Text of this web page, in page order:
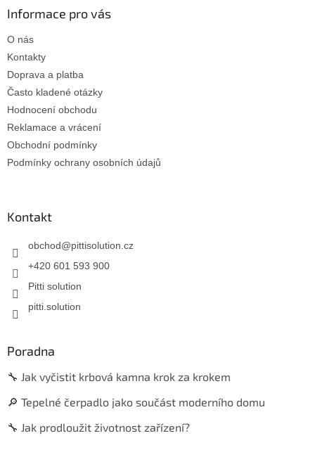
Informace pro vás
O nás
Kontakty
Doprava a platba
Často kladené otázky
Hodnocení obchodu
Reklamace a vrácení
Obchodní podmínky
Podmínky ochrany osobních údajů
Kontakt
obchod@pittisolution.cz
+420 601 593 900
Pitti solution
pitti.solution
Poradna
🔧 Jak vyčistit krbová kamna krok za krokem
🔎 Tepelné čerpadlo jako součást moderního domu
🔧 Jak prodloužit životnost zařízení?